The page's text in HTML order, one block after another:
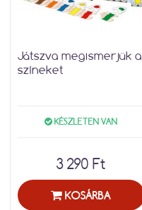
Játszva megismerjük a
színeket
KÉSZLETEN VAN
3 290 Ft
KOSÁRBA